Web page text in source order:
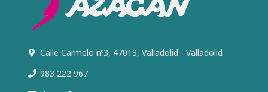
Calle Carmelo nº3, 47013, Valladolid - Valladolid
983 222 967